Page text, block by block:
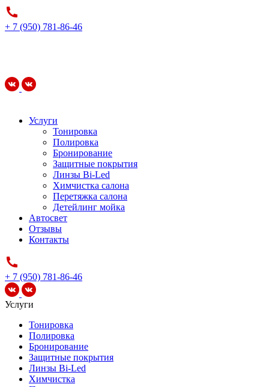
+ 7 (950) 781-86-46
Услуги
Тонировка
Полировка
Бронирование
Защитные покрытия
Линзы Bi-Led
Химчистка салона
Перетяжка салона
Детейлинг мойка
Автосвет
Отзывы
Контакты
+ 7 (950) 781-86-46
Услуги
Тонировка
Полировка
Бронирование
Защитные покрытия
Линзы Bi-Led
Химчистка